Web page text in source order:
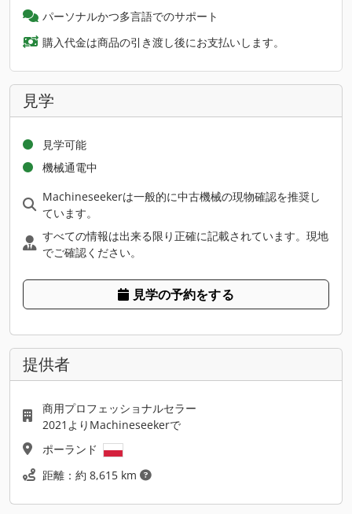
パーソナルかつ多言語でのサポート
購入代金は商品の引き渡し後にお支払いします。
見学
見学可能
機械通電中
Machineseekerは一般的に中古機械の現物確認を推奨し
ています。
すべての情報は出来る限り正確に記載されています。現地
でご確認ください。
見学の予約をする
提供者
商用プロフェッショナルセラー
2021よりMachineseekerで
ポーランド
距離：約 8,615 km